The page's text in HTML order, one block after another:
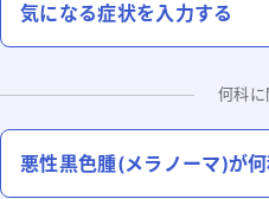
気になる症状を入力する
何科
悪性黒色腫(メラノーマ)が